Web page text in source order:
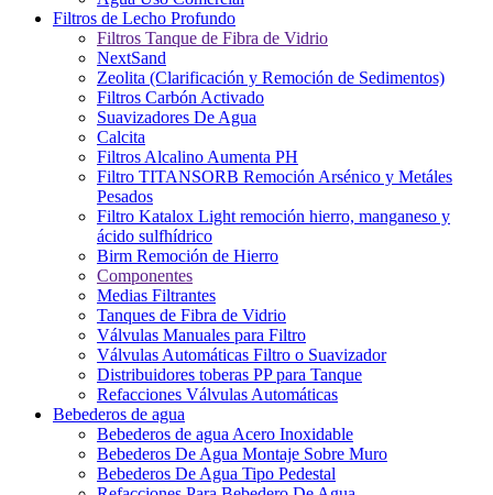
Filtros de Lecho Profundo
Filtros Tanque de Fibra de Vidrio
NextSand
Zeolita (Clarificación y Remoción de Sedimentos)
Filtros Carbón Activado
Suavizadores De Agua
Calcita
Filtros Alcalino Aumenta PH
Filtro TITANSORB Remoción Arsénico y Metáles
Pesados
Filtro Katalox Light remoción hierro, manganeso y
ácido sulfhídrico
Birm Remoción de Hierro
Componentes
Medias Filtrantes
Tanques de Fibra de Vidrio
Válvulas Manuales para Filtro
Válvulas Automáticas Filtro o Suavizador
Distribuidores toberas PP para Tanque
Refacciones Válvulas Automáticas
Bebederos de agua
Bebederos de agua Acero Inoxidable
Bebederos De Agua Montaje Sobre Muro
Bebederos De Agua Tipo Pedestal